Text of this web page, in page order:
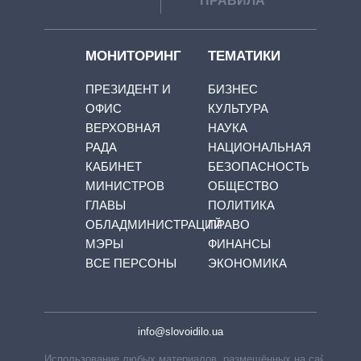
МОНИТОРИНГ
ПРЕЗИДЕНТ И
ОФИС
ВЕРХОВНАЯ
РАДА
КАБИНЕТ
МИНИСТРОВ
ГЛАВЫ
ОБЛАДМИНИСТРАЦИЙ
МЭРЫ
ВСЕ ПЕРСОНЫ
ТЕМАТИКИ
БИЗНЕС
КУЛЬТУРА
НАУКА
НАЦИОНАЛЬНАЯ
БЕЗОПАСНОСТЬ
ОБЩЕСТВО
ПОЛИТИКА
ПРАВО
ФИНАНСЫ
ЭКОНОМИКА
info@slovoidilo.ua